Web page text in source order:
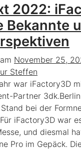
2022:
Bekannte
November 25,
Steffen
war iFactory3D
Partner
bei der
iFactory3D war
und diesmal
Pro im Gepäck.